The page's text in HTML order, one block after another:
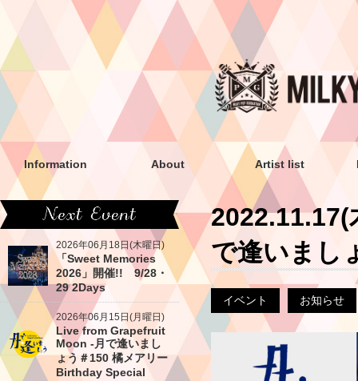
Information About Artist list
で逢いまし
イベント お知らせ
2026年06月18日(木曜日)
「Sweet Memories
2026」開催!! 9/28・
29 2Days
2026年06月15日(月曜日)
Live from Grapefruit
Moon -月で逢いまし
ょう＃150 橘メアリー
Birthday Special